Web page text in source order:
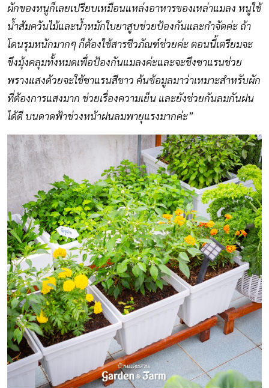
ผักของหนูก็เลยเปรียบเหมือนแหล่งอาหารของเหล่าแมลง หนูใช้
น้ำส้มควันไม้และน้ำหมักใบยาสูบช่วยป้องกันและกำจัดค่ะ ถ้า
โดนรุมหนักมากๆ ก็ต้องใช้สารชีวภัณฑ์ช่วยค่ะ ตอนนี้เตรียมจะ
ขึงมุ้งคลุมทั้งหมดเพื่อป้องกันแมลงค่ะและจะขึงซาแรนช่วย
พรางแสงด้วยจะใช้ซาแรนสีขาว ค้นข้อมูลมาว่าเหมาะสำหรับผัก
ที่ต้องการแสงมาก ช่วยเรื่องความเย็น และยังช่วยกันลมกันฝน
ได้ดี บนดาดฟ้าช่วงหน้าฝนลมพายุแรงมากค่ะ”